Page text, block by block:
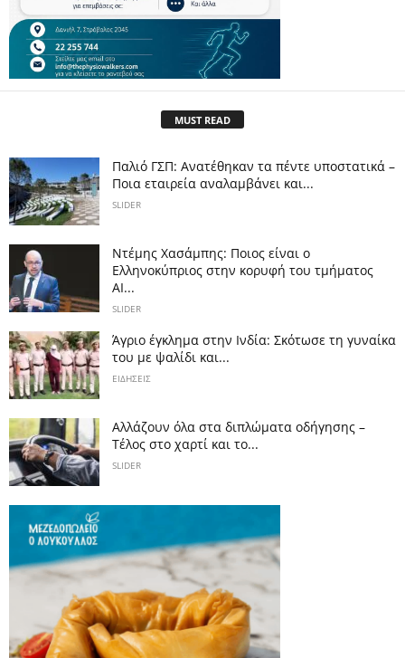
MUST READ
Παλιό ΓΣΠ: Ανατέθηκαν τα πέντε υποστατικά –
Ποια εταιρεία αναλαμβάνει και...
SLIDER
Ντέμης Χασάμπης: Ποιος είναι ο
Ελληνοκύπριος στην κορυφή του τμήματος
AI...
SLIDER
Άγριο έγκλημα στην Ινδία: Σκότωσε τη γυναίκα
του με ψαλίδι και...
ΕΙΔΗΣΕΙΣ
Αλλάζουν όλα στα διπλώματα οδήγησης –
Τέλος στο χαρτί και το...
SLIDER